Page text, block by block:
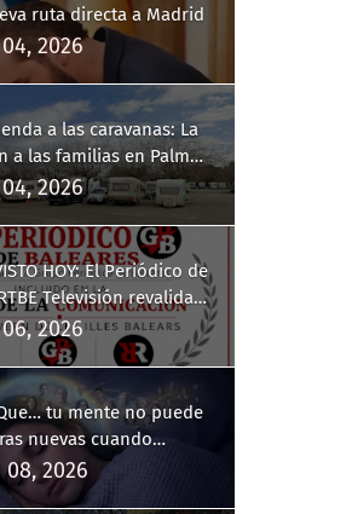
ruta directa a Madrid
2026
a las caravanas: La
a las familias en Palma
de un fracaso
2026
HOY: El Periódico de
Televisión revalidan
años en la Guía de la
del Govern de les Illes
2026
tu mente no puede
nuevas cuando
2026